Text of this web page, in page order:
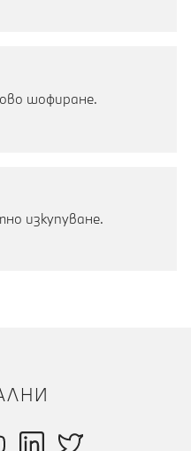
шофиране.
изкупуване.